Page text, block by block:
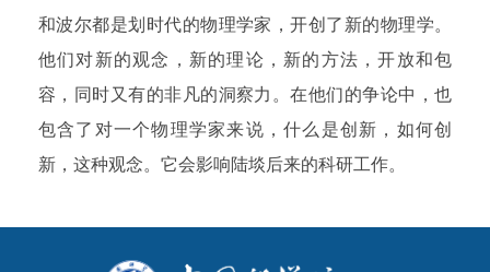
和波尔都是划时代的物理学家，开创了新的物理学。
他们对新的观念，新的理论，新的方法，开放和包
容，同时又有的非凡的洞察力。在他们的争论中，也
包含了对一个物理学家来说，什么是创新，如何创
新，这种观念。它会影响陆埮后来的科研工作。